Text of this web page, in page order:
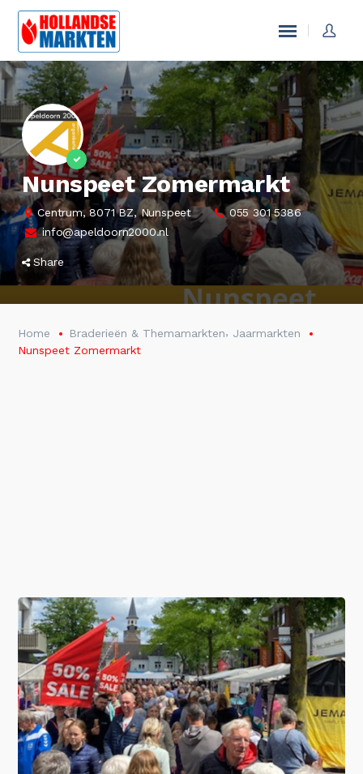
Nunspeet Zomermarkt
Centrum, 8071 BZ, Nunspeet
055 301 5386
info@apeldoorn2000.nl
Share
Home Braderieën & Themamarkten, Jaarmarkten
Nunspeet Zomermarkt